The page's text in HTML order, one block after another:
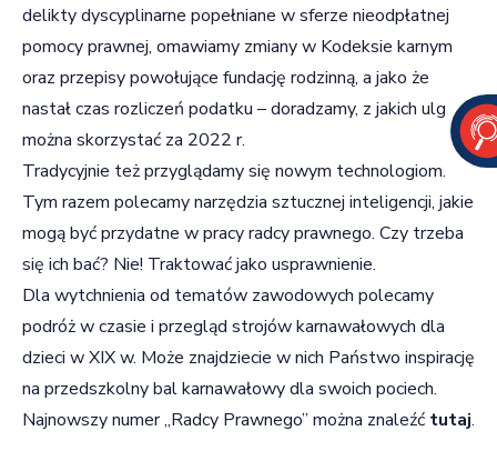
delikty dyscyplinarne popełniane w sferze nieodpłatnej
pomocy prawnej, omawiamy zmiany w Kodeksie karnym
oraz przepisy powołujące fundację rodzinną, a jako że
nastał czas rozliczeń podatku – doradzamy, z jakich ulg
można skorzystać za 2022 r.
Tradycyjnie też przyglądamy się nowym technologiom.
Tym razem polecamy narzędzia sztucznej inteligencji, jakie
mogą być przydatne w pracy radcy prawnego. Czy trzeba
się ich bać? Nie! Traktować jako usprawnienie.
Dla wytchnienia od tematów zawodowych polecamy
podróż w czasie i przegląd strojów karnawałowych dla
dzieci w XIX w. Może znajdziecie w nich Państwo inspirację
na przedszkolny bal karnawałowy dla swoich pociech.
Najnowszy numer „Radcy Prawnego” można znaleźć tutaj.